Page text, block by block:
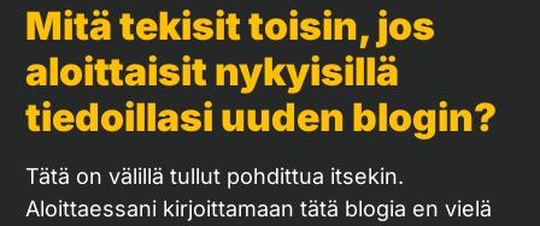
Mitä tekisit toisin, jos
aloittaisit nykyisillä
tiedoillasi uuden blogin?
Tätä on välillä tullut pohdittua itsekin.
Aloittaessani kirjoittamaan tätä blogia en vielä